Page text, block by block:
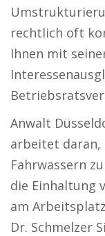
rechtlich oft
Ihnen mit
Anwalt
arbeitet daran,
Fahrwassern
die Einhaltung
am
Dr. Schmelzer